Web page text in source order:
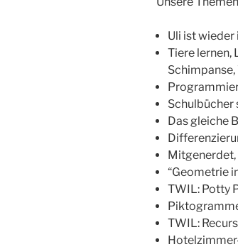
Uli ist wieder
Tiere lernen,
Schulbücher
Das gleiche
“Geometrie
TWIL: Potty
TWIL: